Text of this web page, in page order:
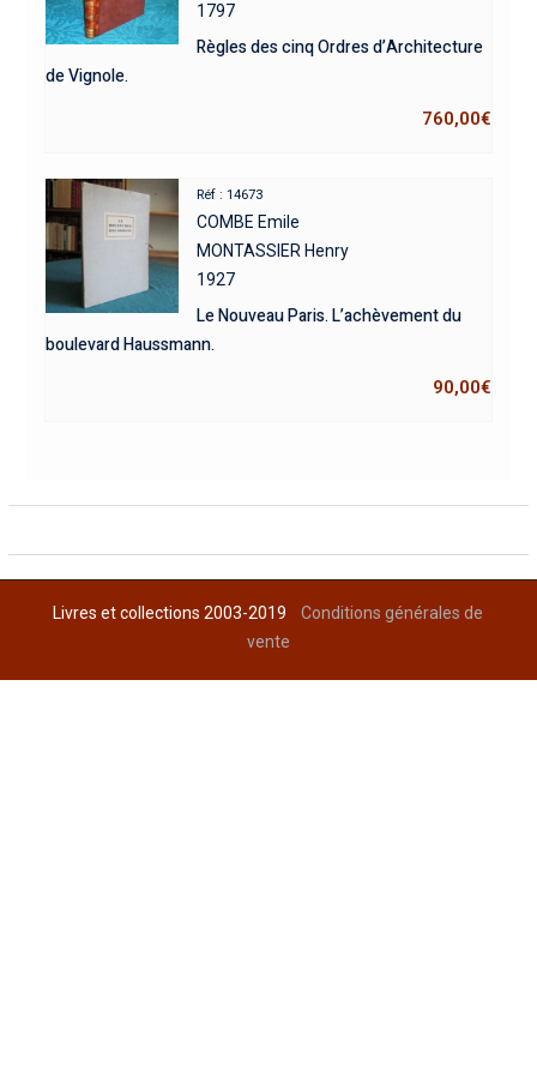
1797
Règles des cinq Ordres d’Architecture
de Vignole.
760,00€
Réf : 14673
COMBE Emile
MONTASSIER Henry
1927
Le Nouveau Paris. L’achèvement du
boulevard Haussmann.
90,00€
Livres et collections 2003-2019Conditions générales de
vente